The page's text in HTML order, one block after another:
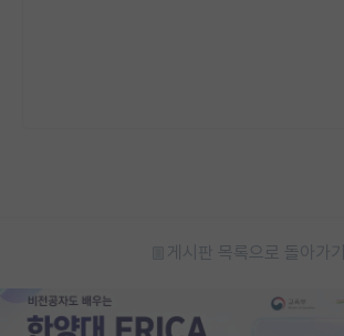
게시판 목록으로 돌아가기